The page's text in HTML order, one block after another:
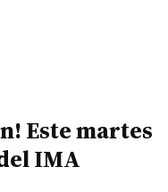
Este martes
IMA